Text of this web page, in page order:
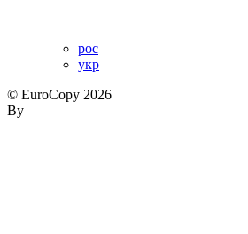
рос
укр
© EuroCopy 2026
By